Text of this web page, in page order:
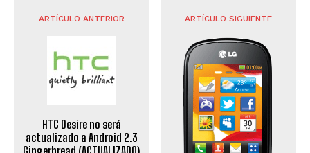
ARTÍCULO ANTERIOR
HTC Desire no será
actualizado a Android 2.3
Gingerbread (ACTUALIZADO)
ARTÍCULO SIGUIENTE